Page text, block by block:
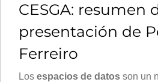
CESGA: resumen
presentación de
Ferreiro
Los espacios de datos son un